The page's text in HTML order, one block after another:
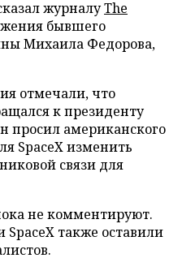
журналуThe
бывшего
Михаила Федорова,
отмечали, что
к президенту
американского
SpaceX изменить
связи для
не комментируют.
также оставили